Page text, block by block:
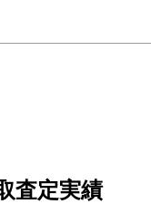
査定実績